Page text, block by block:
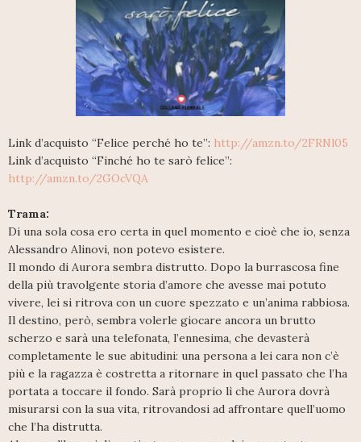
Link d’acquisto “Felice perché ho te”: http://amzn.to/2FRNl05
Link d’acquisto “Finché ho te sarò felice”:
http://amzn.to/2GOcVQA
Trama:
Di una sola cosa ero certa in quel momento e cioè che io, senza
Alessandro Alinovi, non potevo esistere.
Il mondo di Aurora sembra distrutto. Dopo la burrascosa fine
della più travolgente storia d’amore che avesse mai potuto
vivere, lei si ritrova con un cuore spezzato e un’anima rabbiosa.
Il destino, però, sembra volerle giocare ancora un brutto
scherzo e sarà una telefonata, l’ennesima, che devasterà
completamente le sue abitudini: una persona a lei cara non c’è
più e la ragazza è costretta a ritornare in quel passato che l’ha
portata a toccare il fondo. Sarà proprio lì che Aurora dovrà
misurarsi con la sua vita, ritrovandosi ad affrontare quell’uomo
che l’ha distrutta.